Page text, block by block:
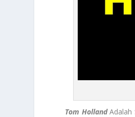
Tom HollandAdalah